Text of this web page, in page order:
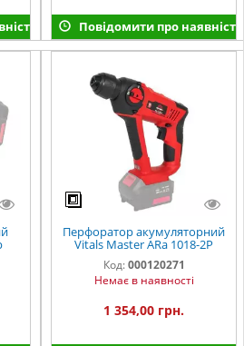
Повідомити про наявність
Перфоратор акумуляторний
Vitals Master ARa 1018-2P
Код: 000120271
Немає в наявності
1 354,00 грн.